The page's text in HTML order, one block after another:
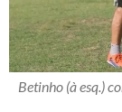
Betinho (à esq.)